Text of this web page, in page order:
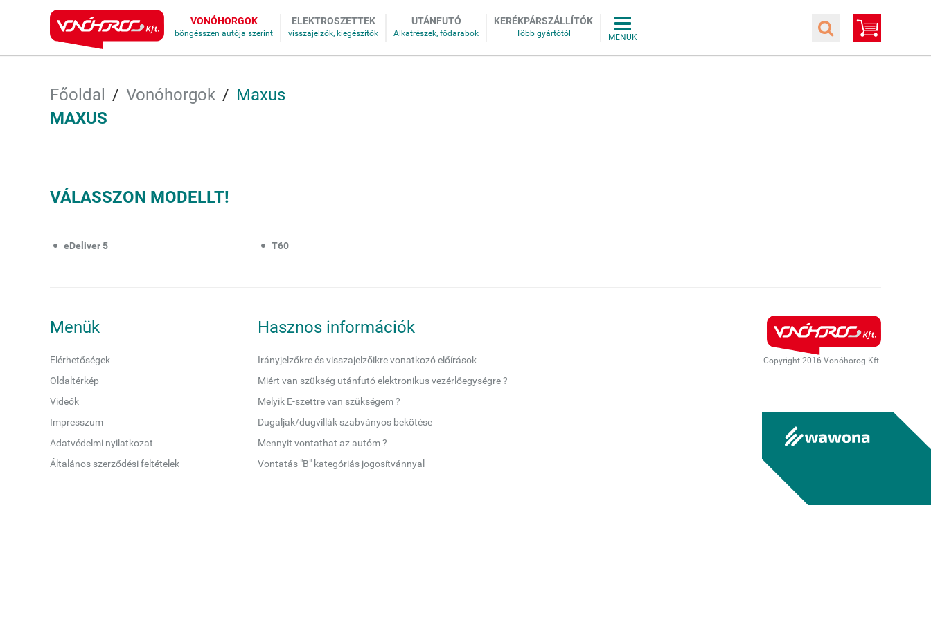
VONÓHORGOK ELEKTROSZETTEK UTÁNFUTÓ KERÉKPÁRSZÁLLÍTÓK
Főoldal Vonóhorgok
Maxus
MAXUS
VÁLASSZON MODELLT!
eDeliver 5 T60
Menük
Elérhetőségek
Oldaltérkép
Videók
Impresszum
Adatvédelmi nyilatkozat
Általános szerződési feltételek
Hasznos információk
Irányjelzőkre és visszajelzőikre vonatkozó előírások
Miért van szükség utánfutó elektronikus vezérlőegységre ?
Melyik E-szettre van szükségem ?
Dugaljak/dugvillák szabványos bekötése
Mennyit vontathat az autóm ?
Vontatás "B" kategóriás jogosítvánnyal
Copyright 2016 Vonóhorog Kft.